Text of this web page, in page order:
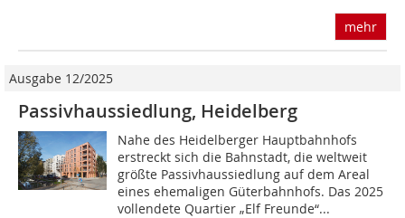
mehr
Ausgabe 12/2025
Passivhaussiedlung, Heidelberg
Nahe des Heidelberger Hauptbahnhofs
erstreckt sich die Bahnstadt, die weltweit
größte Passivhaussiedlung auf dem Areal
eines ehemaligen Güterbahnhofs. Das 2025
vollendete Quartier „Elf Freunde“...